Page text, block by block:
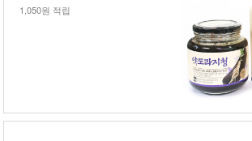
1,050원 적립